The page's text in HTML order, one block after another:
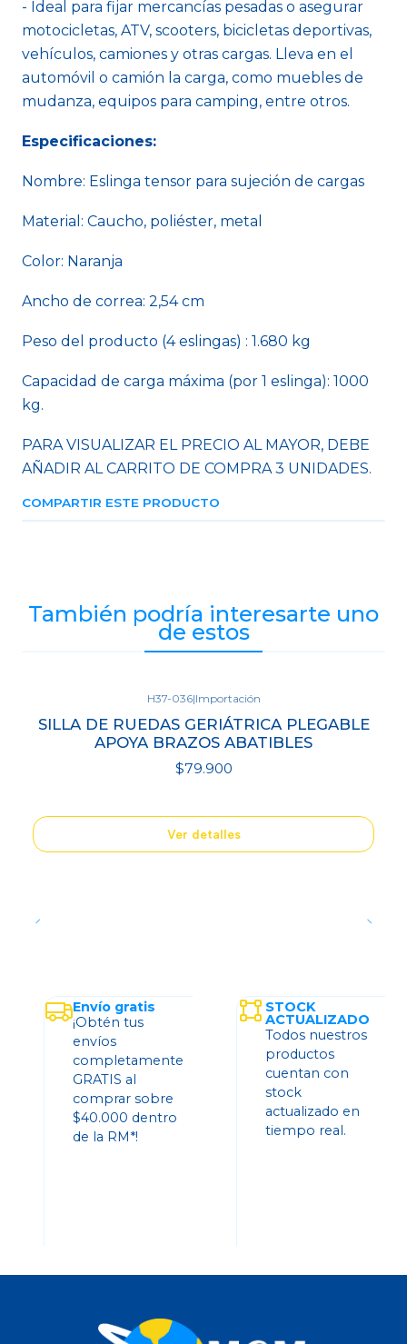
- Ideal para fijar mercancías pesadas o asegurar
motocicletas, ATV, scooters, bicicletas deportivas,
vehículos, camiones y otras cargas. Lleva en el
automóvil o camión la carga, como muebles de
mudanza, equipos para camping, entre otros.
Especificaciones:
Nombre: Eslinga tensor para sujeción de cargas
Material: Caucho, poliéster, metal
Color: Naranja
Ancho de correa: 2,54 cm
Peso del producto (4 eslingas) : 1.680 kg
Capacidad de carga máxima (por 1 eslinga): 1000
kg.
PARA VISUALIZAR EL PRECIO AL MAYOR, DEBE
AÑADIR AL CARRITO DE COMPRA 3 UNIDADES.
COMPARTIR ESTE PRODUCTO
También podría interesarte uno
de estos
H37-036|Importación
SILLA DE RUEDAS GERIÁTRICA PLEGABLE
APOYA BRAZOS ABATIBLES
$79.900
Ver detalles
Envío gratis
¡Obtén tus
envíos
completamente
GRATIS al
comprar sobre
$40.000 dentro
de la RM*!
STOCK
ACTUALIZADO
Todos nuestros
productos
cuentan con
stock
actualizado en
tiempo real.